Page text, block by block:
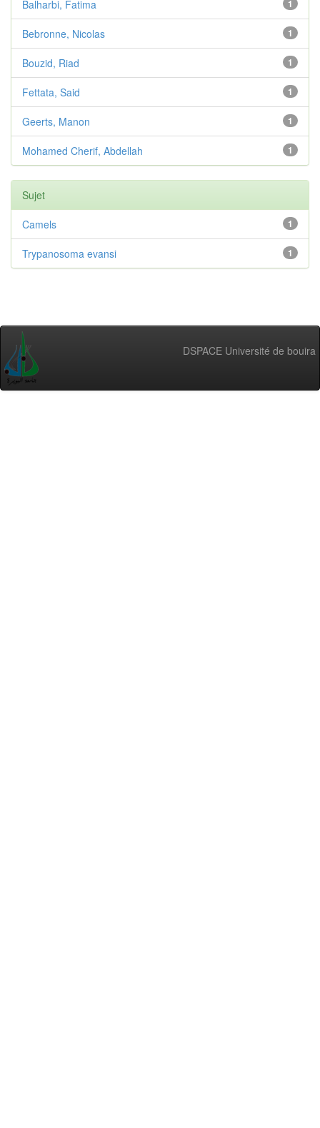
1
Balharbi, Fatima
1
Bebronne, Nicolas
1
Bouzid, Riad
1
Fettata, Said
1
Geerts, Manon
1
Mohamed Cherif, Abdellah
Sujet
1
Camels
1
Trypanosoma evansi
DSPACE Université de bouira